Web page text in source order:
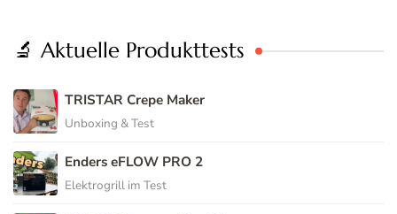
🔬 Aktuelle Produkttests
TRISTAR Crepe Maker
Unboxing & Test
Enders eFLOW PRO 2
Elektrogrill im Test